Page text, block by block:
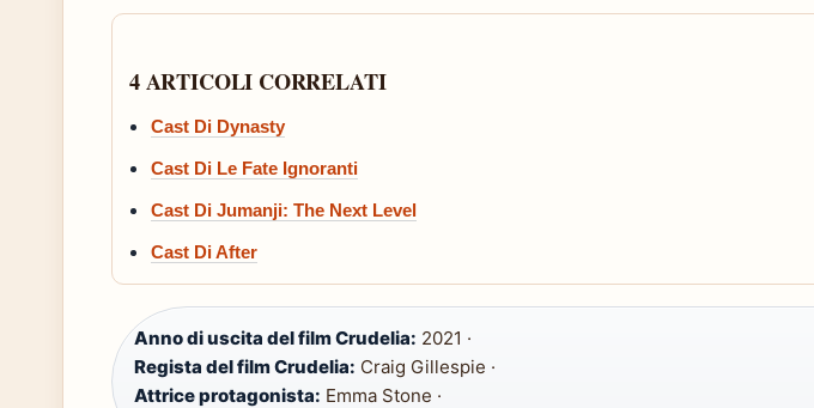
4 ARTICOLI CORRELATI
Cast Di Dynasty
Cast Di Le Fate Ignoranti
Cast Di Jumanji: The Next Level
Cast Di After
Anno di uscita del film Crudelia: 2021 ·
Regista del film Crudelia: Craig Gillespie ·
Attrice protagonista: Emma Stone ·